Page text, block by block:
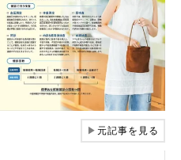
▶元記事を見る